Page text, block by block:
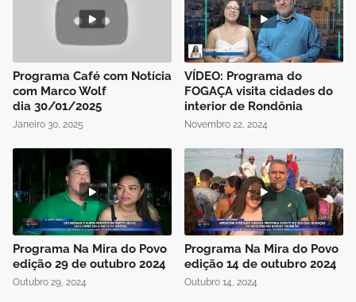
Programa Café com Notícia
com Marco Wolf
dia 30/01/2025
Janeiro 30, 2025
VÍDEO: Programa do
FOGAÇA visita cidades do
interior de Rondônia
Novembro 22, 2024
Programa Na Mira do Povo
edição 29 de outubro 2024
Outubro 29, 2024
Programa Na Mira do Povo
edição 14 de outubro 2024
Outubro 14, 2024